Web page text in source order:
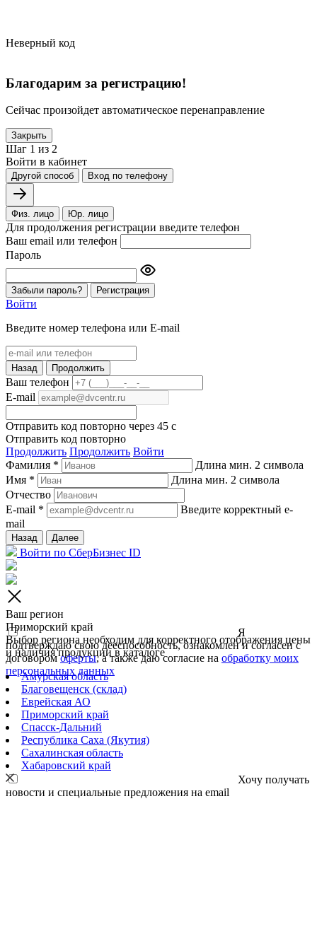
Неверный код
Благодарим за регистрацию!
Сейчас произойдет автоматическое перенаправление
Закрыть
Шаг 1 из 2
Войти в кабинет
Другой способ Вход по телефону
Физ. лицо Юр. лицо
Для продолжения регистрации введите телефон
Ваш email или телефон
Пароль
Забыли пароль? Регистрация
Войти
Введите номер телефона или E-mail
Назад Продолжить
Ваш телефон
E-mail
Отправить код повторно через 45 c
Отправить код повторно
Продолжить Продолжить Войти
Фамилия *
Длина мин. 2 символа
Имя *
Длина мин. 2 символа
Отчество
E-mail *
Введите корректный e-
mail
Я
подтверждаю свою дееспособность, ознакомлен и согласен с
договоромоферты, а также даю согласие на обработку моих
персональных данных
Хочу получать
новости и специальные предложения на email
Назад Далее
Войти по СберБизнес ID
Ваш регион
Приморский край
Выбор региона необходим для корректного отображения цены
и наличия продукции в каталоге
Амурская область
Благовещенск (склад)
Еврейская АО
Приморский край
Спасск-Дальний
Республика Саха (Якутия)
Сахалинская область
Хабаровский край